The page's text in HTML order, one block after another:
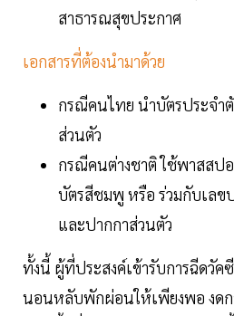
สาธารณสุขประกาศ
เอกสารที่ต้องนำมาด้วย
กรณีคนไทย นำบัตรประจำ
ส่วนตัว
กรณีคนต่างชาติ ใช้พาสสป
บัตรสีชมพู หรือ ร่วมกับเลข
และปากกาส่วนตัว
ทั้งนี้ ผู้ที่ประสงค์เข้ารับการฉีดวัค
นอนหลับพักผ่อนให้เพียงพอ งดก